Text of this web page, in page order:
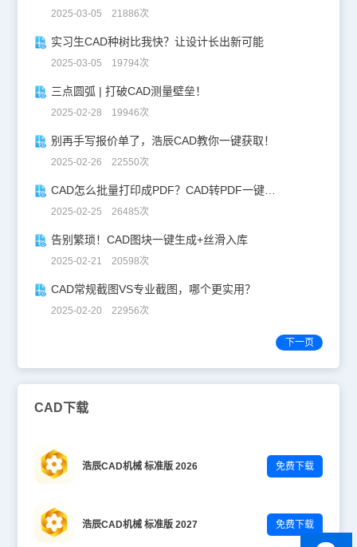
2025-03-05 21886次
实习生CAD种树比我快？让设计长出新可能
2025-03-05 19794次
三点圆弧 | 打破CAD测量壁垒！
2025-02-28 19946次
别再手写报价单了，浩辰CAD教你一键获取！
2025-02-26 22550次
CAD怎么批量打印成PDF？CAD转PDF一键批量完成！
2025-02-25 26485次
告别繁琐！CAD图块一键生成+丝滑入库
2025-02-21 20598次
CAD常规截图VS专业截图，哪个更实用？
2025-02-20 22956次
下一页
CAD下载
浩辰CAD机械 标准版 2026 免费下载
浩辰CAD机械 标准版 2027 免费下载